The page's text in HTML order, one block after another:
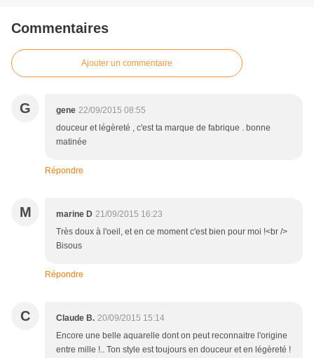
Commentaires
Ajouter un commentaire
G gene 22/09/2015 08:55
douceur et légèreté , c'est ta marque de fabrique . bonne
matinée
Répondre
M marine D 21/09/2015 16:23
Très doux à l'oeil, et en ce moment c'est bien pour moi !<br />
Bisous
Répondre
C Claude B. 20/09/2015 15:14
Encore une belle aquarelle dont on peut reconnaitre l'origine
entre mille !.. Ton style est toujours en douceur et en légèreté !